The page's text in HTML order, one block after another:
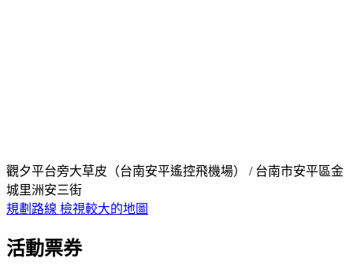
觀夕平台旁大草皮（台南安平遙控飛機場） / 台南市安平區金
城里洲安三街
規劃路線 檢視較大的地圖
活動票券